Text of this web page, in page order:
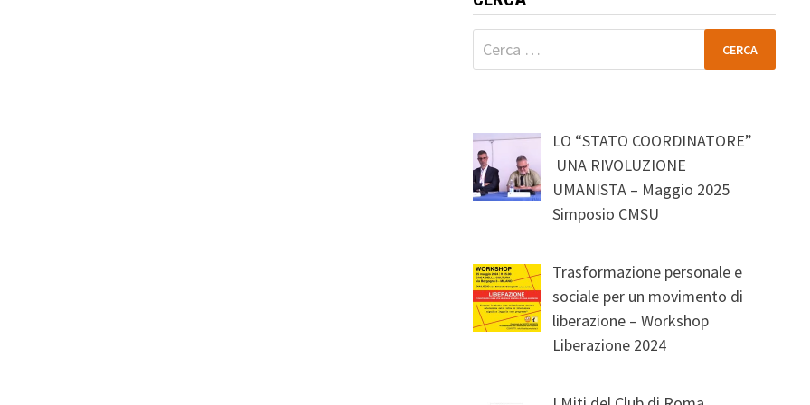
Ricerca
per:
LO “STATO COORDINATORE”
UNA RIVOLUZIONE
UMANISTA – Maggio 2025
Simposio CMSU
Trasformazione personale e
sociale per un movimento di
liberazione – Workshop
Liberazione 2024